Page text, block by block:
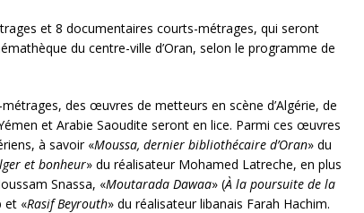
et 8 documentaires courts-métrages, qui seront
du centre-ville d’Oran, selon le programme de
des œuvres de metteurs en scène d’Algérie, de
et Arabie Saoudite seront en lice. Parmi ces œuvres
à savoir «Moussa, dernier bibliothécaire d’Oran» du
et bonheur» du réalisateur Mohamed Latreche, en plus
Snassa, «Moutarada Dawaa» (À la poursuite de la
et «Rasif Beyrouth» du réalisateur libanais Farah Hachim.